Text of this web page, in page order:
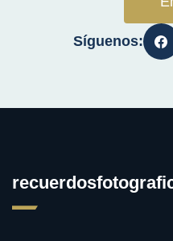
Síguenos: